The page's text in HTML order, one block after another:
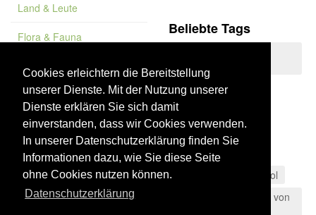
Cookies erleichtern die Bereitstellung
unserer Dienste. Mit der Nutzung unserer
Dienste erklären Sie sich damit
einverstanden, dass wir Cookies verwenden.
In unserer Datenschutzerklärung finden Sie
Informationen dazu, wie Sie diese Seite
ohne Cookies nutzen können.
Datenschutzerklärung
Land & Leute
Flora & Fauna
Feature
Vademekum
Beliebte Tags
Almijara y Alhama
Andalusien
Costa de la Luz
Cáceres
Wein
Naturpark
Costa del Sol
Naturpark der Straße von